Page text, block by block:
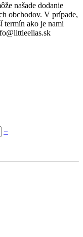
našade dodanie
obchodov. V prípade,
termín ako je nami
−